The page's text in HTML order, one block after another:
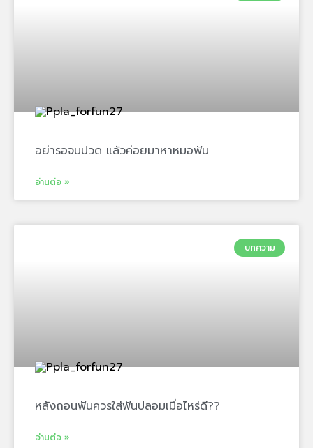
อย่ารอจนปวด แล้วค่อยมาหาหมอฟัน
อ่านต่อ »
บทความ
หลังถอนฟันควรใส่ฟันปลอมเมื่อไหร่ดี??
อ่านต่อ »